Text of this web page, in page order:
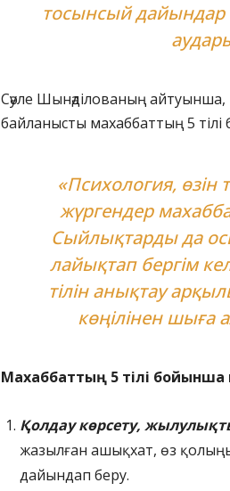
тосынсый дайындар
Сәуле Шынәділованың
байланысты махаббаттың 5 тілі
«Психология,
жүргендер
Сыйлықтарды да
лайықтап бергім
тілін анықтау
көңілінен шыға
Махаббаттың 5 тілі бойынша
Қолдау көрсету,
жазылған ашықхат, өз
дайындап беру.